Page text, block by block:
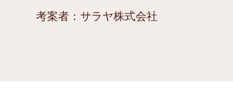
考案者：サラヤ株式会社